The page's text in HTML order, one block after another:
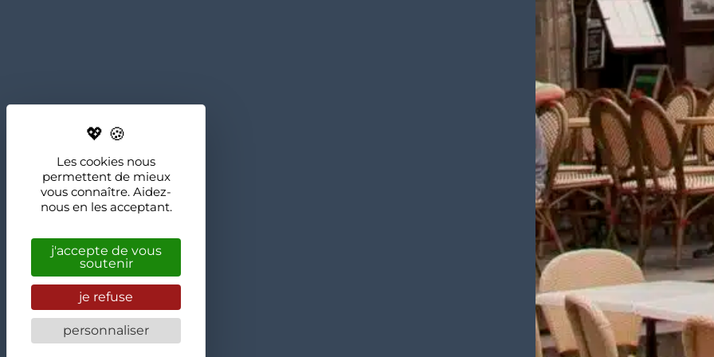
Les cookies nous
permettent de mieux
vous connaître. Aidez-
nous en les acceptant.
j'accepte de vous
soutenir
je refuse
personnaliser